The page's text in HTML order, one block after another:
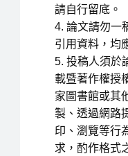
請自行留底。
論文請勿一
引用資料，均
投稿人須於
載暨著作權授
家圖書館或其
製、透過網路
印、瀏覽等行
求，酌作格式